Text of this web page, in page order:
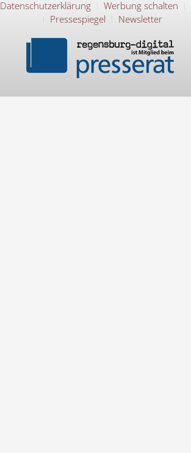
Datenschutzerklärung
Werbung schalten
Pressespiegel
Newsletter